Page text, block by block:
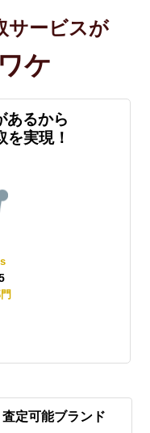
サービスが
ワケ
あるから
を実現！
査定可能ブランド